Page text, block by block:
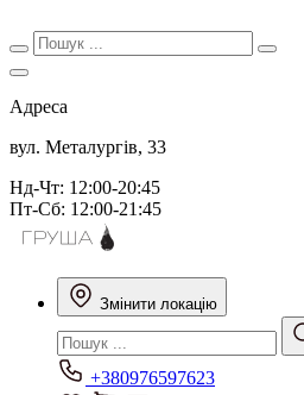
Адреса
вул. Металургів, 33
Нд-Чт: 12:00-20:45
Пт-Сб: 12:00-21:45
Змінити локацію
+380976597623